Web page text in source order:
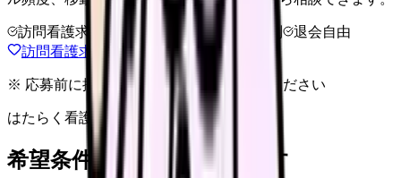
訪問看護求人 オンコール確認 教育体制
退会自由
訪問看護求人の相談前チェックを見る
※ 応募前に掲載元の最新情報を確認してください
はたらく看護師さん 求人
希望条件で看護師求人を探す